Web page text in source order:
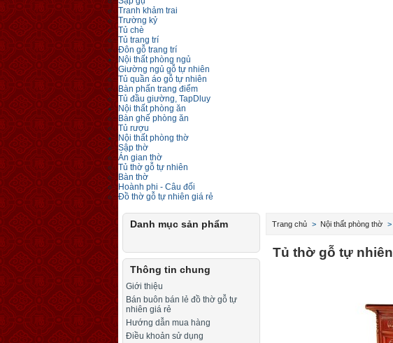
Tranh khảm trai
Trường kỷ
Tủ chè
Tủ trang trí
Đôn gỗ trang trí
Nội thất phòng ngủ
Giường ngủ gỗ tự nhiên
Tủ quần áo gỗ tự nhiên
Bàn phấn trang điểm
Tủ đầu giường, TapDluy
Nội thất phòng ăn
Bàn ghế phòng ăn
Tủ rượu
Nội thất phòng thờ
Sập thờ
Án gian thờ
Tủ thờ gỗ tự nhiên
Bàn thờ
Hoành phi - Câu đối
Đồ thờ gỗ tự nhiên giá rẻ
Danh mục sản phẩm
Thông tin chung
Giới thiệu
Bán buôn bán lẻ đồ thờ gỗ tự
nhiên giá rẻ
Hướng dẫn mua hàng
Điều khoản sử dụng
Trang chủ > Nội thất phòng thờ >
Tủ thờ gỗ tự nhiên